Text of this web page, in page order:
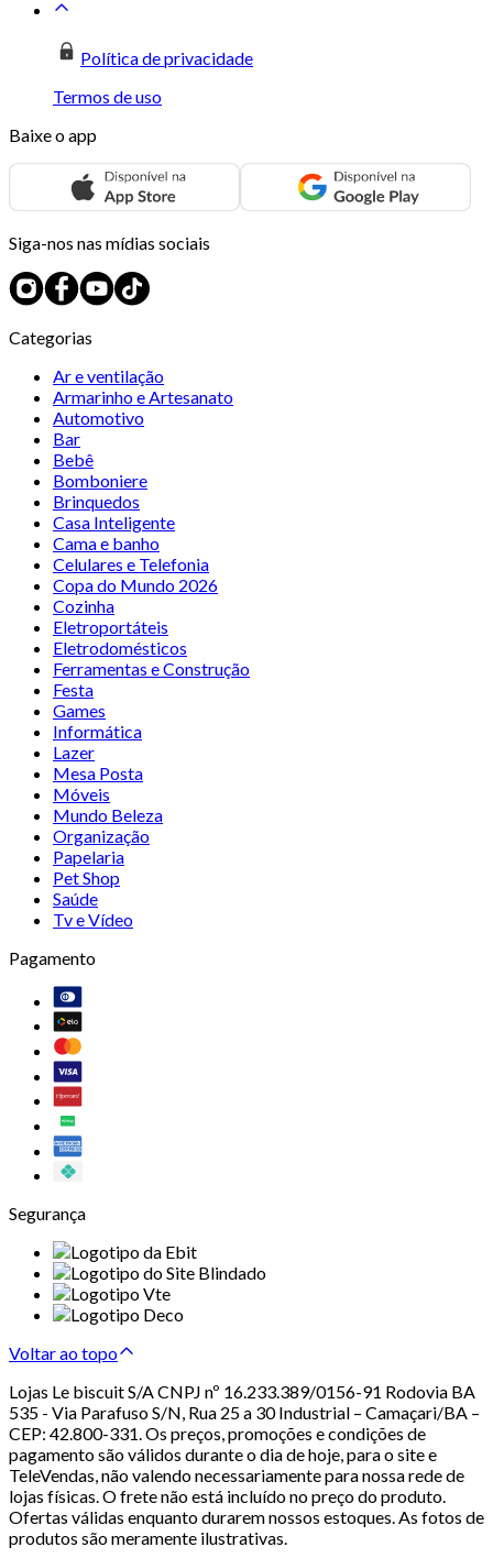
Política de privacidade
Termos de uso
Baixe o app
Siga-nos nas mídias sociais
Categorias
Ar e ventilação
Armarinho e Artesanato
Automotivo
Bar
Bebê
Bomboniere
Brinquedos
Casa Inteligente
Cama e banho
Celulares e Telefonia
Copa do Mundo 2026
Cozinha
Eletroportáteis
Eletrodomésticos
Ferramentas e Construção
Festa
Games
Informática
Lazer
Mesa Posta
Móveis
Mundo Beleza
Organização
Papelaria
Pet Shop
Saúde
Tv e Vídeo
Pagamento
Segurança
Voltar ao topo
Lojas Le biscuit S/A CNPJ nº 16.233.389/0156-91 Rodovia BA
535 - Via Parafuso S/N, Rua 25 a 30 Industrial – Camaçari/BA –
CEP: 42.800-331. Os preços, promoções e condições de
pagamento são válidos durante o dia de hoje, para o site e
TeleVendas, não valendo necessariamente para nossa rede de
lojas físicas. O frete não está incluído no preço do produto.
Ofertas válidas enquanto durarem nossos estoques. As fotos de
produtos são meramente ilustrativas.